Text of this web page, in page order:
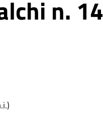
n. 14